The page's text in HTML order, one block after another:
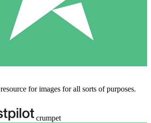
for images for all sorts of purposes.
crumpet